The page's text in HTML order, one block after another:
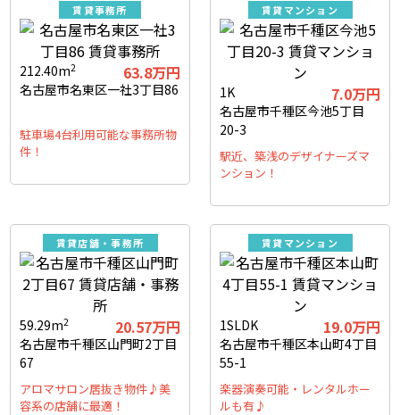
賃貸事務所
212.40m2 63.8万円
名古屋市名東区一社3丁目86
駐車場4台利用可能な事務所物
件！
賃貸マンション
1K 7.0万円
名古屋市千種区今池5丁目
20-3
駅近、築浅のデザイナーズマ
ンション！
賃貸店舗・事務所
59.29m2 20.57万円
名古屋市千種区山門町2丁目
67
アロマサロン居抜き物件♪美
容系の店舗に最適！
賃貸マンション
1SLDK 19.0万円
名古屋市千種区本山町4丁目
55-1
楽器演奏可能・レンタルホー
ルも有♪